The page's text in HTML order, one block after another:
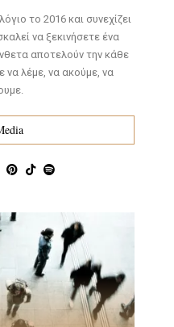
το 2016 και συνεχίζει
να ξεκινήσετε ένα
αποτελούν την κάθε
να λέμε, να ακούμε, να